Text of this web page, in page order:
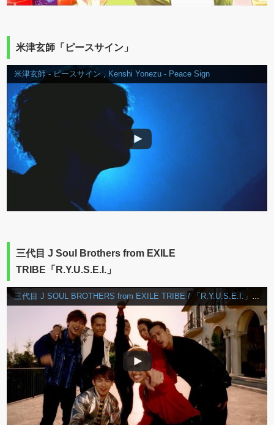
米津玄師「ピースサイン」
米津玄師 - ピースサイン , Kenshi Yonezu - Peace Sign
三代目 J Soul Brothers from EXILE
TRIBE「R.Y.U.S.E.I.」
三代目 J SOUL BROTHERS from EXILE TRIBE / 「R.Y.U.S.E.I.」Music Video